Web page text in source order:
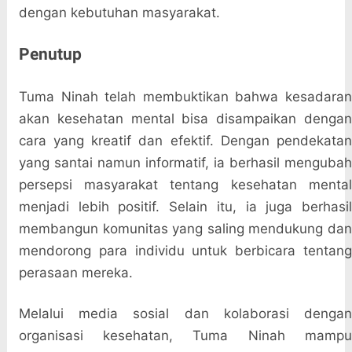
dengan kebutuhan masyarakat.
Penutup
Tuma Ninah telah membuktikan bahwa kesadaran
akan kesehatan mental bisa disampaikan dengan
cara yang kreatif dan efektif. Dengan pendekatan
yang santai namun informatif, ia berhasil mengubah
persepsi masyarakat tentang kesehatan mental
menjadi lebih positif. Selain itu, ia juga berhasil
membangun komunitas yang saling mendukung dan
mendorong para individu untuk berbicara tentang
perasaan mereka.
Melalui media sosial dan kolaborasi dengan
organisasi kesehatan, Tuma Ninah mampu